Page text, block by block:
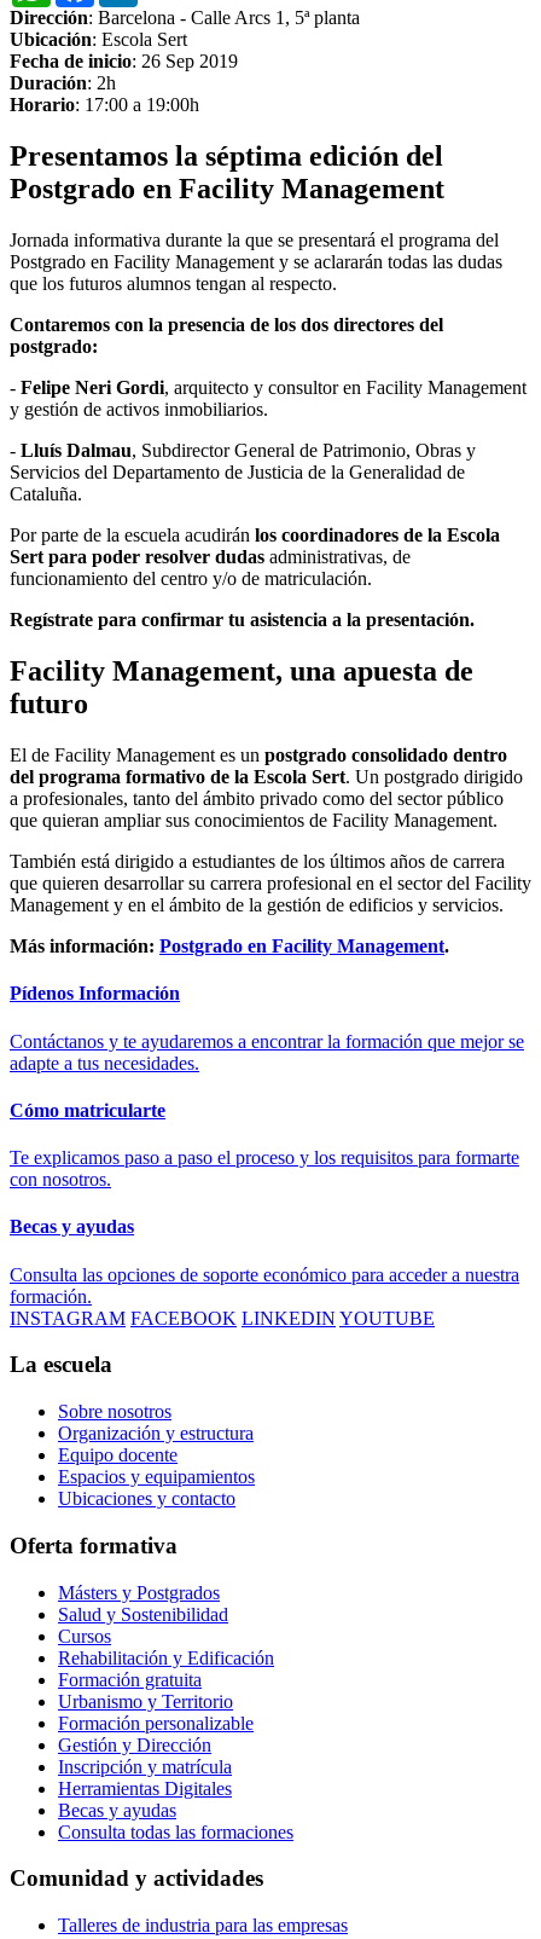
Dirección: Barcelona - Calle Arcs 1, 5ª planta
Ubicación: Escola Sert
Fecha de inicio: 26 Sep 2019
Duración: 2h
Horario: 17:00 a 19:00h
Presentamos la séptima edición del
Postgrado en Facility Management
Jornada informativa durante la que se presentará el programa del
Postgrado en Facility Management y se aclararán todas las dudas
que los futuros alumnos tengan al respecto.
Contaremos con la presencia de los dos directores del
postgrado:
- Felipe Neri Gordi, arquitecto y consultor en Facility Management
y gestión de activos inmobiliarios.
- Lluís Dalmau, Subdirector General de Patrimonio, Obras y
Servicios del Departamento de Justicia de la Generalidad de
Cataluña.
Por parte de la escuela acudirán los coordinadores de la Escola
Sert para poder resolver dudas administrativas, de
funcionamiento del centro y/o de matriculación.
Regístrate para confirmar tu asistencia a la presentación.
Facility Management, una apuesta de
futuro
El de Facility Management es un postgrado consolidado dentro
del programa formativo de la Escola Sert. Un postgrado dirigido
a profesionales, tanto del ámbito privado como del sector público
que quieran ampliar sus conocimientos de Facility Management.
También está dirigido a estudiantes de los últimos años de carrera
que quieren desarrollar su carrera profesional en el sector del Facility
Management y en el ámbito de la gestión de edificios y servicios.
Más información: Postgrado en Facility Management.
Pídenos Información
Contáctanos y te ayudaremos a encontrar la formación que mejor se
adapte a tus necesidades.
Cómo matricularte
Te explicamos paso a paso el proceso y los requisitos para formarte
con nosotros.
Becas y ayudas
Consulta las opciones de soporte económico para acceder a nuestra
formación.
INSTAGRAM FACEBOOK LINKEDIN YOUTUBE
La escuela
Sobre nosotros
Organización y estructura
Equipo docente
Espacios y equipamientos
Ubicaciones y contacto
Oferta formativa
Másters y Postgrados
Salud y Sostenibilidad
Cursos
Rehabilitación y Edificación
Formación gratuita
Urbanismo y Territorio
Formación personalizable
Gestión y Dirección
Inscripción y matrícula
Herramientas Digitales
Becas y ayudas
Consulta todas las formaciones
Comunidad y actividades
Talleres de industria para las empresas